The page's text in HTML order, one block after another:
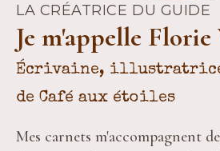
LA CRÉATRICE DU GUIDE
Je m'appelle
Écrivaine,
de Café aux étoiles
Mes carnets m'accompagnent